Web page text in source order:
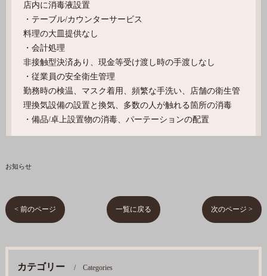
店内に消毒液設置
・テーブル/カウンターサービス
料理の大皿提供なし
・会計処理
非接触型決済あり、現金等受け渡し時の手渡しなし
・従業員の安全衛生管理
勤務時の検温、マスク着用、頻繁な手洗い、店舗の衛生管
理換気設備の設置と換気、多数の人が触れる箇所の消毒
・備品/卓上設置物の消毒、パーテーションの配置
お知らせ
< 前のページ 一覧に戻る 次のページ >
カテゴリー Categories